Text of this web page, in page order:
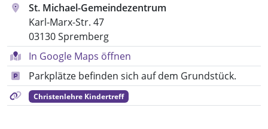
St. Michael-Gemeindezentrum
Karl-Marx-Str. 47
03130 Spremberg
In Google Maps öffnen
Parkplätze befinden sich auf dem Grundstück.
Christenlehre Kindertreff